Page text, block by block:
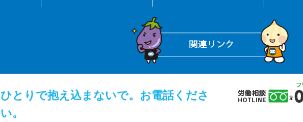
ひとりで抱え込まないで。お電話くださ
い。